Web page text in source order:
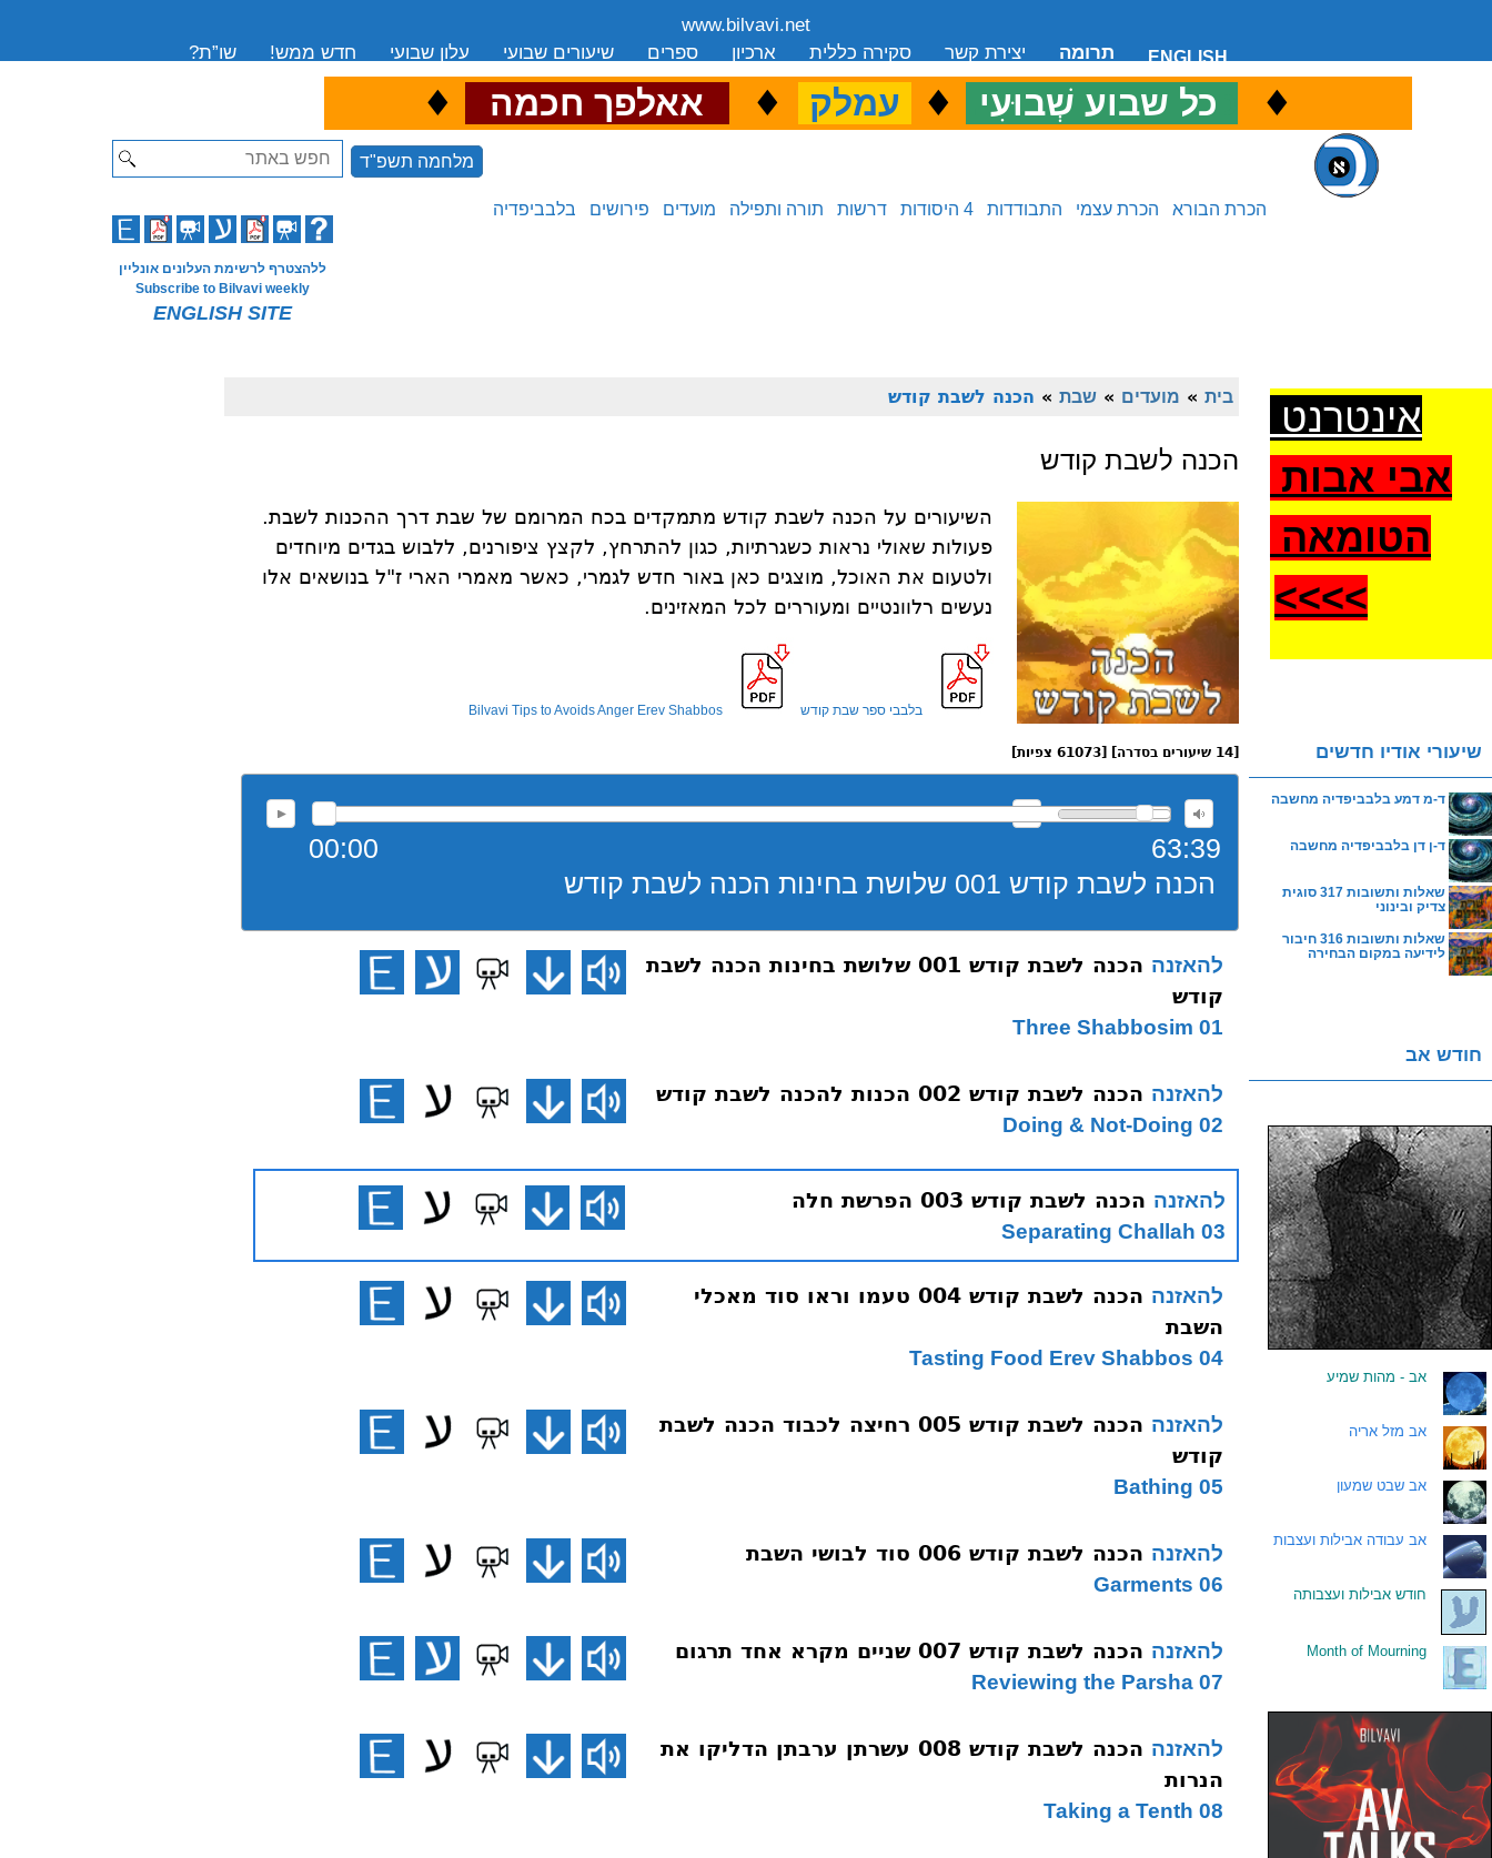
www.bilvavi.net
שו”ת?
חדש ממש! עלון שבועי שיעורים שבועי ספרים ארכיון סקירה כללית יצירת קשר תרומה ENGLISH
♦ כל שבוע שְׁבוּעִי ♦ עמלק ♦ אאלפך חכמה ♦
Search
מלחמה תשפ"ד
הכרת הבורא הכרת עצמי התבודדות 4 היסודות דרשות תורה ותפילה מועדים פירושים בלבביפדיה
ללהצטרף לרשימת העלונים אונליין
Subscribe to Bilvavi weekly
ENGLISH SITE
בית » מועדים »שבת » הכנה לשבת קודש
הכנה לשבת קודש
השיעורים על הכנה לשבת קודש מתמקדים בכח המרומם של שבת דרך ההכנות לשבת.
פעולות שאולי נראות כשגרתיות, כגון להתרחץ, לקצץ ציפורנים, ללבוש בגדים מיוחדים
ולטעום את האוכל, מוצגים כאן באור חדש לגמרי, כאשר מאמרי הארי ז"ל בנושאים אלו
נעשים רלוונטיים ומעוררים לכל המאזינים.
בלבבי ספר שבת קודש Bilvavi Tips to Avoids Anger Erev Shabbos
[14 שיעורים בסדרה] [61073 צפיות]
00:00
63:39
הכנה לשבת קודש 001 שלושת בחינות הכנה לשבת קודש
להאזנה
הכנה לשבת קודש 001 שלושת בחינות הכנה לשבת
קודש
01 Three Shabbosim
להאזנה הכנה לשבת קודש 002 הכנות להכנה לשבת קודש
02 Doing & Not-Doing
להאזנה הכנה לשבת קודש 003 הפרשת חלה
03 Separating Challah
להאזנה
הכנה לשבת קודש 004 טעמו וראו סוד מאכלי
השבת
04 Tasting Food Erev Shabbos
להאזנה
הכנה לשבת קודש 005 רחיצה לכבוד הכנה לשבת
קודש
05 Bathing
להאזנה הכנה לשבת קודש 006 סוד לבושי השבת
06 Garments
להאזנה הכנה לשבת קודש 007 שניים מקרא אחד תרגום
07 Reviewing the Parsha
להאזנה
הכנה לשבת קודש 008 עשרתן ערבתן הדליקו את
הנרות
08 Taking a Tenth
אינטרנט
אבי אבות
הטומאה
>>>
>
שיעורי אודיו חדשים
ד-מ דמע בלבביפדיה מחשבה
ד-ן דן בלבביפדיה מחשבה
שאלות ותשובות 317 סוגית
צדיק ובינוני
שאלות ותשובות 316 חיבור
לידיעה במקום הבחירה
חודש אב
אב - מהות שמיע
אב מזל אריה
אב שבט שמעון
אב עבודה אבילות ועצבות
חודש אבילות ועצבותה
Month of Mourning